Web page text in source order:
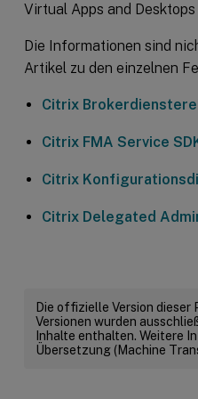
Virtual Apps and
Die Informationen sind
Artikel zu den einzelnen
Citrix
Citrix FMA Service
Citrix
Citrix Delegated
Die offizielle Version
Versionen wurden
Inhalte enthalten. Weitere
Übersetzung (Machine